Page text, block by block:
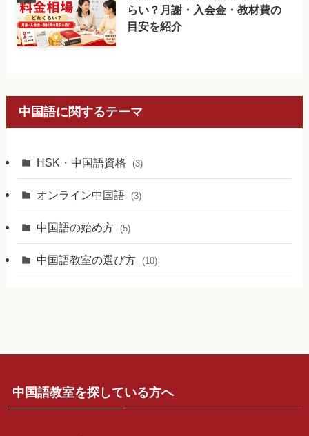
らい？月謝・入会金・教材費の
目安を紹介
中国語に関するテーマ
HSK・中国語資格 (3)
オンライン中国語 (3)
中国語の始め方 (5)
中国語教室の選び方 (10)
中国語教室を探している方へ